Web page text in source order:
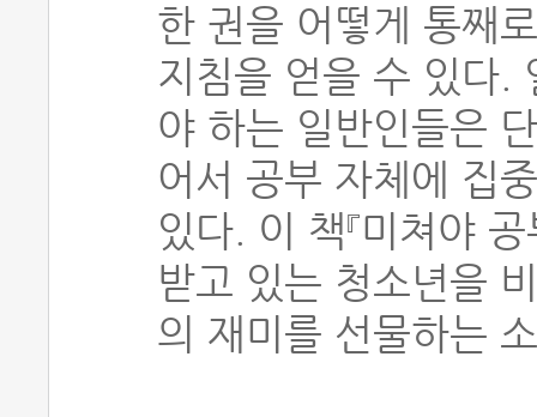
한 권을 어떻게 통째
지침을 얻을 수 있다.
야 하는 일반인들은
어서 공부 자체에 집
있다. 이 책『미쳐야
받고 있는 청소년을
의 재미를 선물하는